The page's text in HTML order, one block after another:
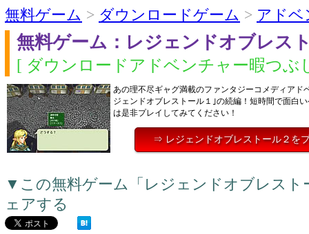
無料ゲーム > ダウンロードゲーム > アドベ
無料ゲーム：レジェンドオブレス
[ ダウンロードアドベンチャー暇つぶ
あの理不尽ギャグ満載のファンタジーコメディアド
ジェンドオブレストール１｣の続編！短時間で面白
は是非プレイしてみてください！
⇒ レジェンドオブレストール２を
▼この無料ゲーム「レジェンドオブレスト
ェアする